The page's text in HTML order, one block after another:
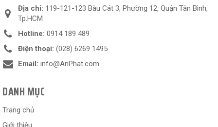
Địa chỉ: 119-121-123 Bàu Cát 3, Phường 12, Quận Tân Bình,
Tp.HCM
Hotline: 0914 189 489
Điện thoại: (028) 6269 1495
Email: info@AnPhat.com
DANH MỤC
Trang chủ
Giới thiệu